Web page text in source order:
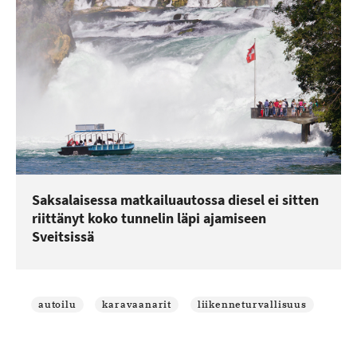
Saksalaisessa matkailuautossa diesel ei sitten
riittänyt koko tunnelin läpi ajamiseen
Sveitsissä
autoilu karavaanarit liikenneturvallisuus